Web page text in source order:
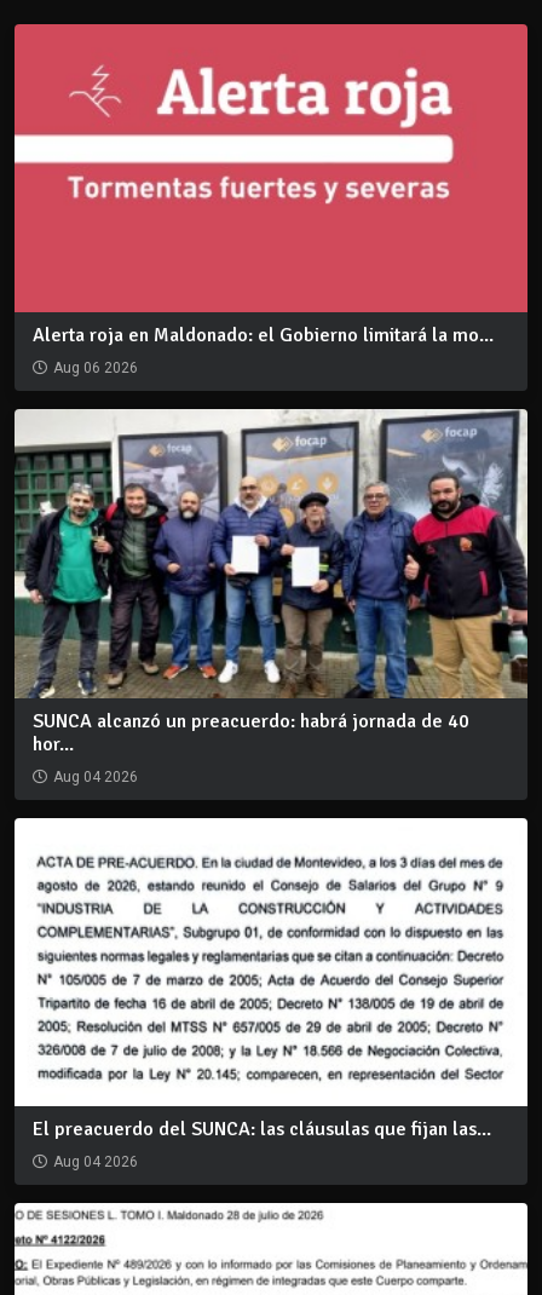
Alerta roja en Maldonado: el Gobierno limitará la mo...
Aug 06 2026
SUNCA alcanzó un preacuerdo: habrá jornada de 40
hor...
Aug 04 2026
El preacuerdo del SUNCA: las cláusulas que fijan las...
Aug 04 2026